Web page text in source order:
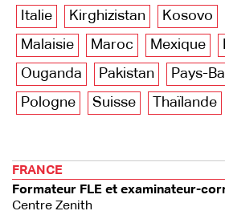
Italie
Kirghizistan Kosovo
Malaisie
Maroc Mexique
Ouganda
Pakistan Pays-
Pologne
Suisse Thaïlande
FRANCE
Formateur FLE et examinateur-
Centre Zenith